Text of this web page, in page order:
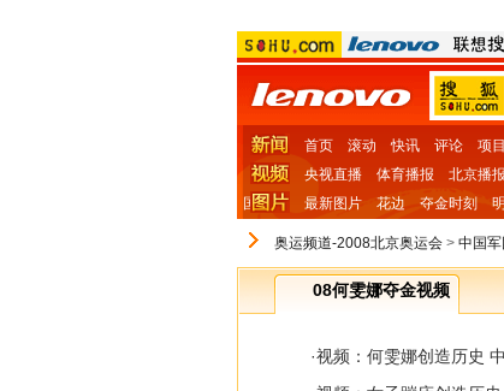
首页 滚动 快讯 评论 项目
央视直播
体育播报 北京播报
国
最新图片 花边 夺金时刻
奥运频道-2008北京奥运会 > 中国军
08何雯娜夺金视频
·视频：何雯娜创造历史